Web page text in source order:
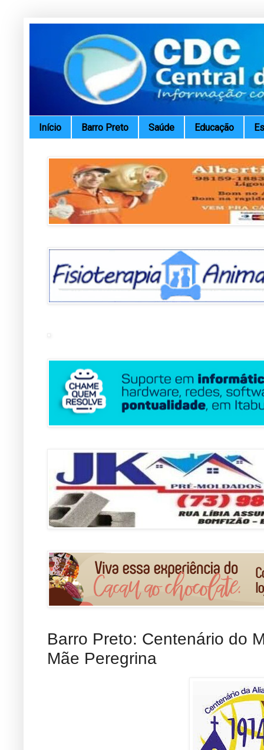
Início Barro Preto Saúde Educação
Barro Preto: Centenário do
Mãe Peregrina